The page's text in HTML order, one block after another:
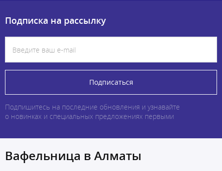
Подписка на рассылку
Подписаться
Подпишитесь на последние обновления и узнавайте
о новинках и специальных предложениях первыми
Вафельница в Алматы